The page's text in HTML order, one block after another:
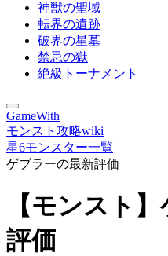
神獣の聖域
転界の遺跡
破界の星墓
禁忌の獄
絶級トーナメント
GameWith
モンスト攻略wiki
星6モンスター一覧
ゲブラーの最新評価
【モンスト
評価